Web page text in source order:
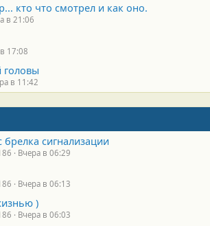
кто что смотрел и как оно.
в 21:06
17:08
головы
в 11:42
брелка сигнализации
Вчера в 06:29
Вчера в 06:13
)
Вчера в 06:03